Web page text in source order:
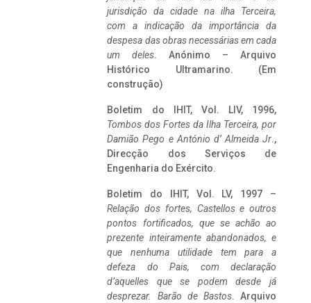
jurisdição da cidade na ilha Terceira,
com a indicação da importância da
despesa das obras necessárias em cada
um deles. Anónimo – Arquivo
Histórico Ultramarino. (Em
construção)
Boletim do IHIT, Vol. LIV, 1996,
Tombos dos Fortes da Ilha Terceira, por
Damião Pego e António d’ Almeida Jr.,
Direcção dos Serviços de
Engenharia do Exército.
Boletim do IHIT, Vol. LV, 1997 –
Relação dos fortes, Castellos e outros
pontos fortificados, que se achão ao
prezente inteiramente abandonados, e
que nenhuma utilidade tem para a
defeza do Pais, com declaração
d’aquelles que se podem desde já
desprezar. Barão de Bastos. Arquivo